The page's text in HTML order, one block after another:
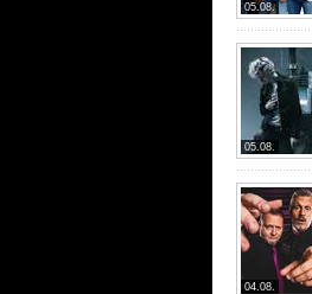
05.08.
05.08.
04.08.